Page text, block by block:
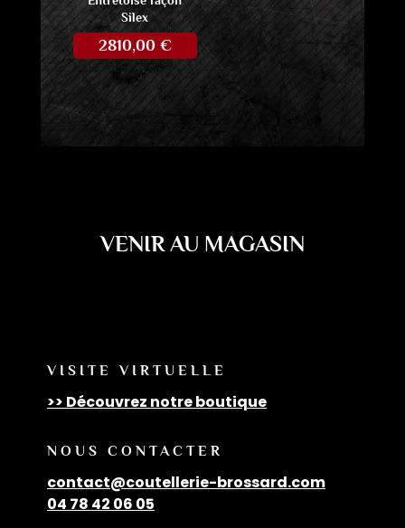
Silex
2810,00 €
VENIR AU MAGASIN
VISITE VIRTUELLE
>> Découvrez notre boutique
NOUS CONTACTER
contact@coutellerie-brossard.com
04 78 42 06 05